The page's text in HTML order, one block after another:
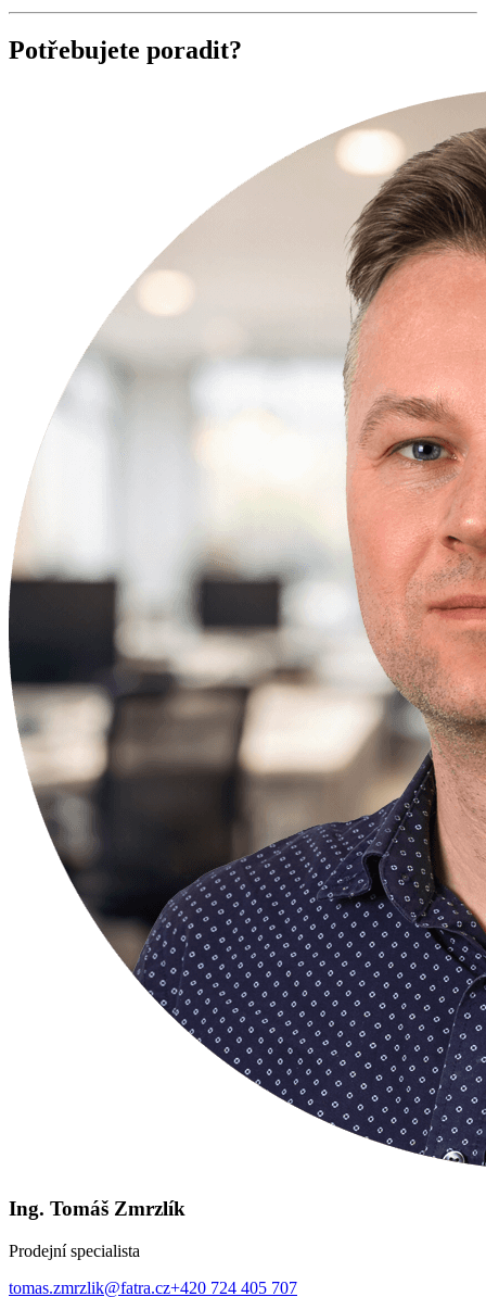
Potřebujete poradit?
Ing. Tomáš Zmrzlík
Prodejní specialista
tomas.zmrzlik@fatra.cz+420 724 405 707